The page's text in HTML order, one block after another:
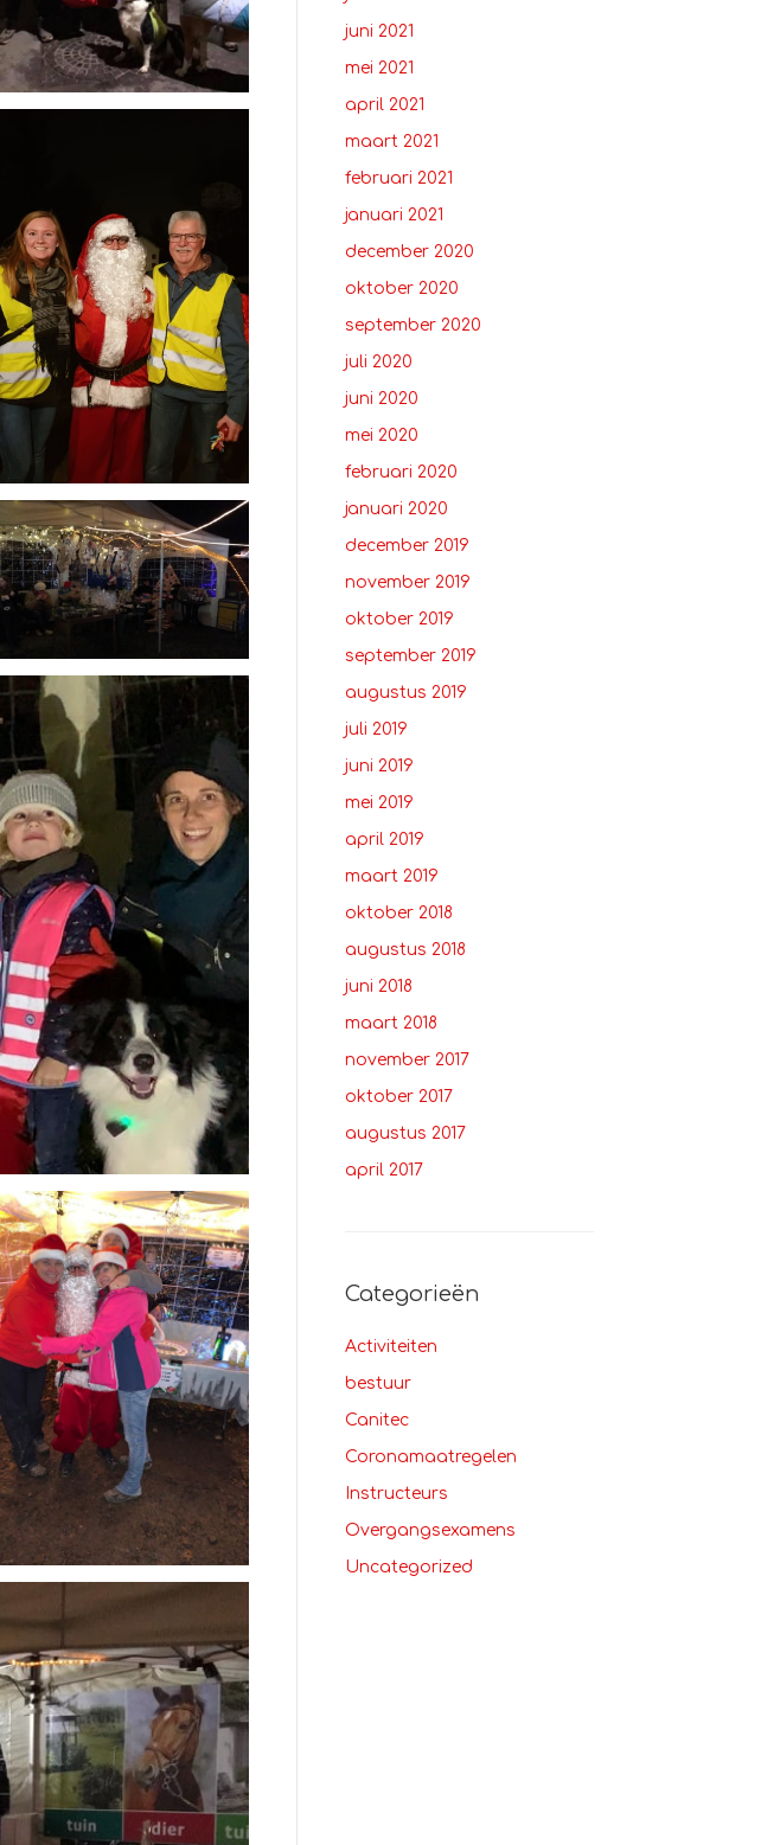
juni 2021
mei 2021
april 2021
maart 2021
februari 2021
januari 2021
december 2020
oktober 2020
september 2020
juli 2020
juni 2020
mei 2020
februari 2020
januari 2020
december 2019
november 2019
oktober 2019
september 2019
augustus 2019
juli 2019
juni 2019
mei 2019
april 2019
maart 2019
oktober 2018
augustus 2018
juni 2018
maart 2018
november 2017
oktober 2017
augustus 2017
april 2017
Categorieën
Activiteiten
bestuur
Canitec
Coronamaatregelen
Instructeurs
Overgangsexamens
Uncategorized